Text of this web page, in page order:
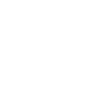
au panier